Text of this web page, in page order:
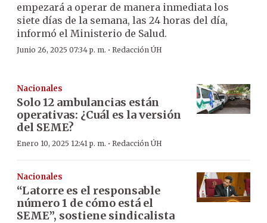
empezará a operar de manera inmediata los
siete días de la semana, las 24 horas del día,
informó el Ministerio de Salud.
Junio 26, 2025 07:34 p. m. · Redacción ÚH
Nacionales
Solo 12 ambulancias están
operativas: ¿Cuál es la versión
del SEME?
Enero 10, 2025 12:41 p. m. · Redacción ÚH
Nacionales
“Latorre es el responsable
número 1 de cómo está el
SEME”, sostiene sindicalista